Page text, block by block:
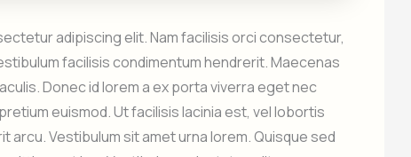
adipiscing elit. Nam facilisis orci consectetur,
facilisis condimentum hendrerit. Maecenas
Donec id lorem a ex porta viverra eget nec
euismod. Ut facilisis lacinia est, vel lobortis
arcu. Vestibulum sit amet urna lorem. Quisque sed